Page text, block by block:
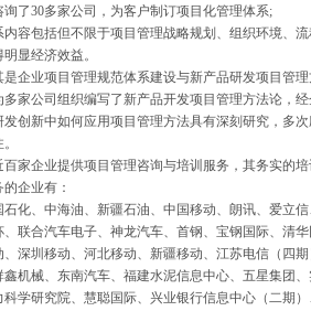
询了30多家公司，为客户制订项目化管理体系;
内容包括但不限于项目管理战略规划、组织环境、
明显经济效益。
是企业项目管理规范体系建设与新产品研发项目管理
多家公司组织编写了新产品开发项目管理方法论，
发创新中如何应用项目管理方法具有深刻研究，多
百家企业提供项目管理咨询与培训服务，其务实的
的企业有：
石化、中海油、新疆石油、中国移动、朗讯、爱立
、联合汽车电子、神龙汽车、首钢、宝钢国际、清
、深圳移动、河北移动、新疆移动、江苏电信（四
鑫机械、东南汽车、福建水泥信息中心、五星集团
科学研究院、慧聪国际、兴业银行信息中心（二期